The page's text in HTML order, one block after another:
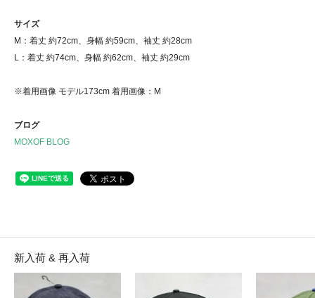
サイズ
M：着丈 約72cm、身幅 約59cm、袖丈 約28cm
L：着丈 約74cm、身幅 約62cm、袖丈 約29cm
※着用画像 モデル173cm 着用画像：M
ブログ
MOXOF BLOG
新入荷 & 再入荷